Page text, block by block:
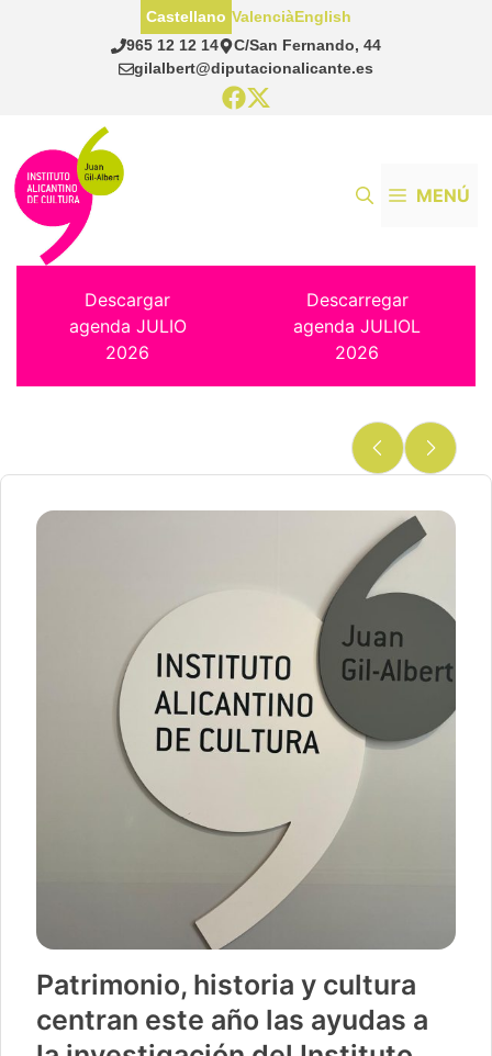
965 12 12 14
C/San Fernando, 44
gilalbert@diputacionalicante.es
Castellano ValenciàEnglish
MENÚ
Descargar
agenda JULIO
2026
Descarregar
agenda JULIOL
2026
Patrimonio, historia y cultura
centran este año las ayudas a